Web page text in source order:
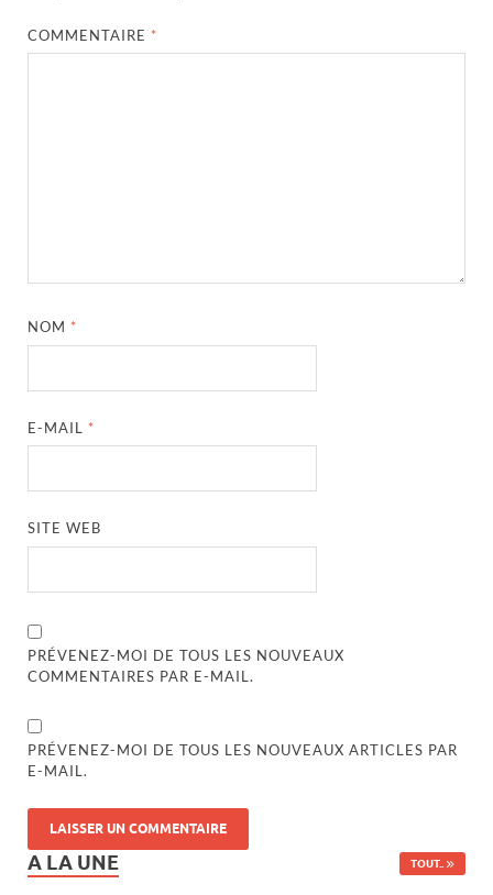
COMMENTAIRE *
NOM *
E-MAIL *
SITE WEB
PRÉVENEZ-MOI DE TOUS LES NOUVEAUX
COMMENTAIRES PAR E-MAIL.
PRÉVENEZ-MOI DE TOUS LES NOUVEAUX ARTICLES PAR
E-MAIL.
A LA UNE TOUT..